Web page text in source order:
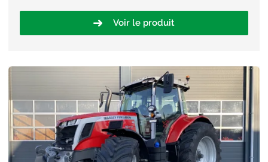
Voir le produit